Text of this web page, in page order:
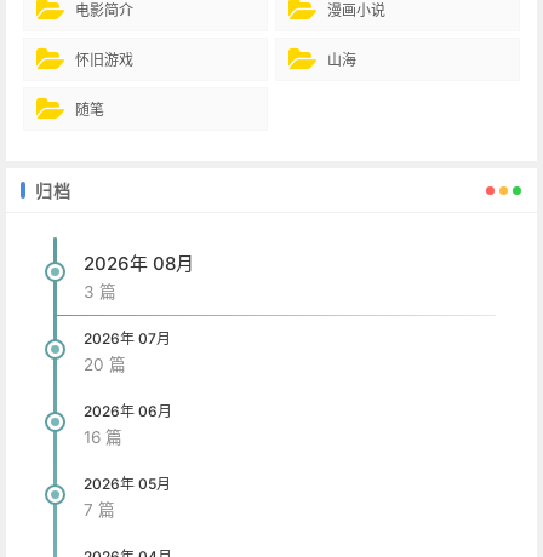
电影简介 漫画小说
怀旧游戏 山海
随笔
归档
2026年 08月
3 篇
2026年 07月
20 篇
2026年 06月
16 篇
2026年 05月
7 篇